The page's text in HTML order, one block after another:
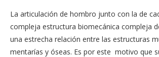
La articulación de hombro junto con la de
compleja estructura biomecánica compleja
una estrecha relación entre las estructuras
mentarías y óseas. Es por este motivo que